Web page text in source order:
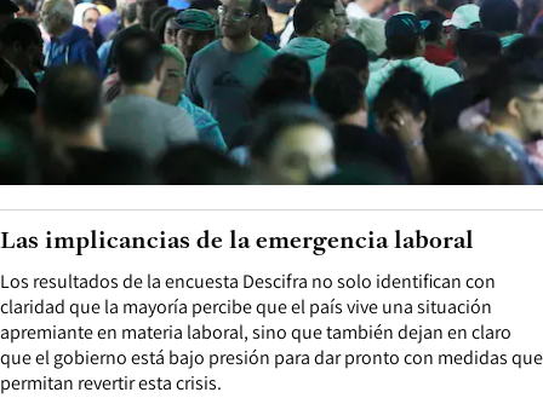
Los resultados de la encuesta Descifra no solo identifican con
claridad que la mayoría percibe que el país vive una situación
apremiante en materia laboral, sino que también dejan en claro
que el gobierno está bajo presión para dar pronto con medidas que
permitan revertir esta crisis.
Las implicancias de la emergencia laboral